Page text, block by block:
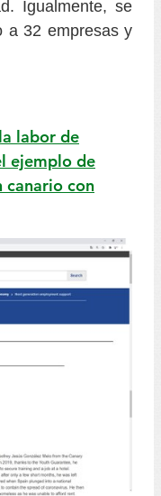
Igualmente, se
a 32 empresas y
labor de
ejemplo de
canario con